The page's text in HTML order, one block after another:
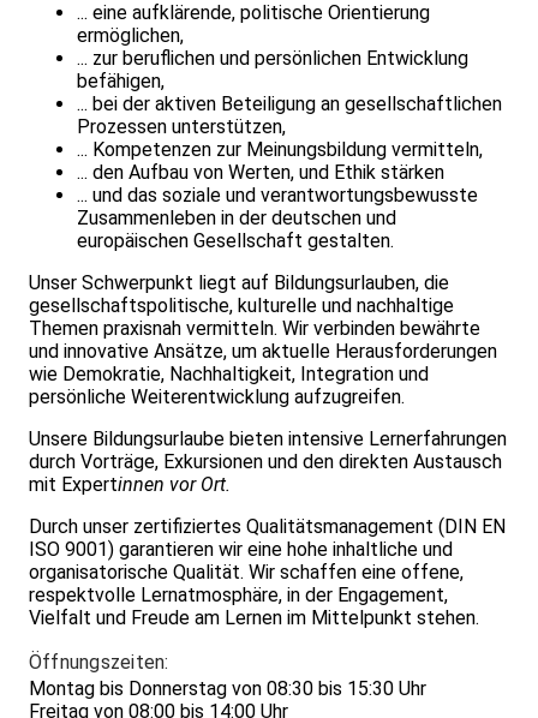
... eine aufklärende, politische Orientierung
ermöglichen,
... zur beruflichen und persönlichen Entwicklung
befähigen,
... bei der aktiven Beteiligung an gesellschaftlichen
Prozessen unterstützen,
... Kompetenzen zur Meinungsbildung vermitteln,
... den Aufbau von Werten, und Ethik stärken
... und das soziale und verantwortungsbewusste
Zusammenleben in der deutschen und
europäischen Gesellschaft gestalten.
Unser Schwerpunkt liegt auf Bildungsurlauben, die
gesellschaftspolitische, kulturelle und nachhaltige
Themen praxisnah vermitteln. Wir verbinden bewährte
und innovative Ansätze, um aktuelle Herausforderungen
wie Demokratie, Nachhaltigkeit, Integration und
persönliche Weiterentwicklung aufzugreifen.
Unsere Bildungsurlaube bieten intensive Lernerfahrungen
durch Vorträge, Exkursionen und den direkten Austausch
mit Expertinnen vor Ort.
Durch unser zertifiziertes Qualitätsmanagement (DIN EN
ISO 9001) garantieren wir eine hohe inhaltliche und
organisatorische Qualität. Wir schaffen eine offene,
respektvolle Lernatmosphäre, in der Engagement,
Vielfalt und Freude am Lernen im Mittelpunkt stehen.
Öffnungszeiten:
Montag bis Donnerstag von 08:30 bis 15:30 Uhr
Freitag von 08:00 bis 14:00 Uhr